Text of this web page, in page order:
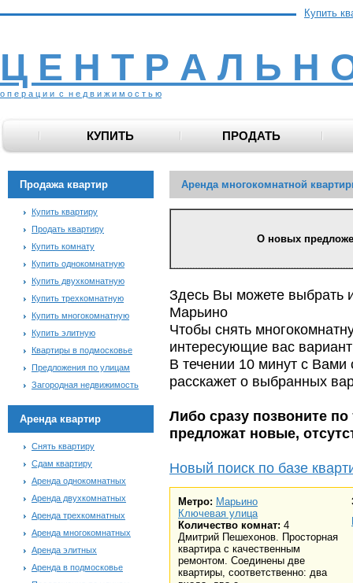
Купить
Ц Е Н Т Р А Л Ь Н
о п е р а ц и и с н е д в и ж и м о с т ь ю
КУПИТЬ ПРОДАТЬ
Продажа квартир
Купить квартиру
Продать квартиру
Купить комнату
Купить однокомнатную
Купить двухкомнатную
Купить трехкомнатную
Купить многокомнатную
Купить элитную
Квартиры в подмосковье
Предложения по улицам
Загородная недвижимость
Аренда квартир
Снять квартиру
Сдам квартиру
Аренда однокомнатных
Аренда двухкомнатных
Аренда трехкомнатных
Аренда многокомнатных
Аренда элитных
Аренда в подмосковье
Аренда многокомнатной
О новых
Здесь Вы можете выбрать
Марьино
Чтобы снять
интересующие вас
В течении 10 минут с Вами
расскажет о выбранных
Либо сразу позвоните
предложат новые,
Новый поиск по базе
Метро: Марьино
Ключевая улица
Количество комнат: 4
Дмитрий Пешехонов. Просторная
квартира с качественным
ремонтом. Соединены две
квартиры, соответственно: два